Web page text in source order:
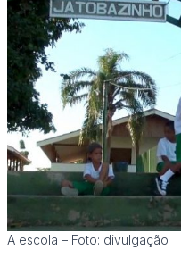
A escola – Foto: divulgação